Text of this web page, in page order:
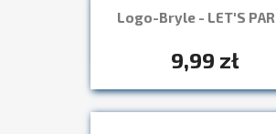
Logo-Bryle - LET'S
9,99 zł
Szybki podgląd